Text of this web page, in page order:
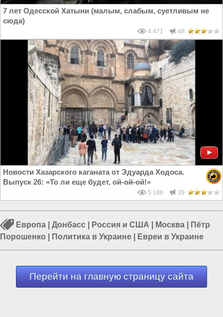
7 лет Одесской Хатыни (малым, слабым, суетливым не
сюда)
4 471 48
Новости Хазарского каганата от Эдуарда Ходоса.
Выпуск 26: «То ли еще будет, ой-ой-ой!»
5 188 39
Европа Донбасс Россия и США Москва
Пётр
Порошенко
Политика в Украине Евреи в Украине
Перейти на главную страницу сайта